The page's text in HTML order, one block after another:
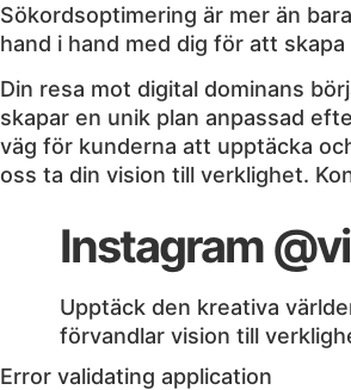
Sökordsoptimering är mer än
hand i hand med dig för att
Din resa mot digital dominans
skapar en unik plan anpassad
väg för kunderna att upptäcka
oss ta din vision till verklighet.
Instagram
Upptäck den kreativa
förvandlar vision till
Error validating application